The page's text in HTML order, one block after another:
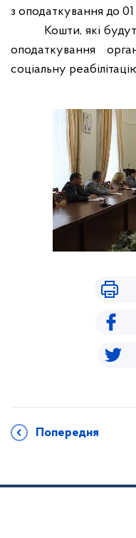
з оподаткування до
Кошти, які
оподаткування
соціальну
Попередня